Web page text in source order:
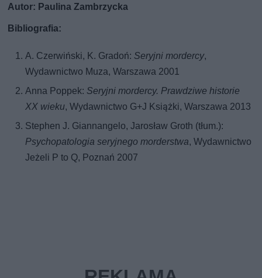
Autor: Paulina Zambrzycka
Bibliografia:
A. Czerwiński, K. Gradoń: Seryjni mordercy,
Wydawnictwo Muza, Warszawa 2001
Anna Poppek: Seryjni mordercy. Prawdziwe historie
XX wieku, Wydawnictwo G+J Książki, Warszawa 2013
Stephen J. Giannangelo, Jarosław Groth (tłum.):
Psychopatologia seryjnego morderstwa, Wydawnictwo
Jeżeli P to Q, Poznań 2007